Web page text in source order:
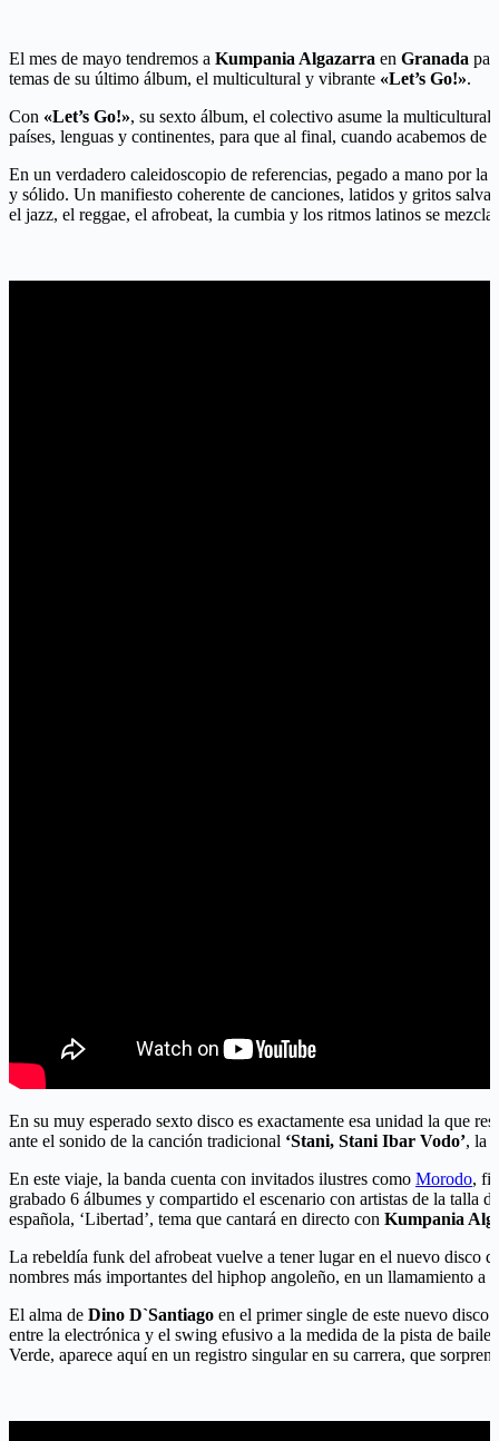
El mes de mayo tendremos a Kumpania Algazarra en Granada
temas de su último álbum, el multicultural y vibrante «Let’s Go!».
Con «Let’s Go!», su sexto álbum, el colectivo asume la
países, lenguas y continentes, para que al final, cuando acabemos
En un verdadero caleidoscopio de referencias, pegado a mano por
y sólido. Un manifiesto coherente de canciones, latidos y gritos
el jazz, el reggae, el afrobeat, la cumbia y los ritmos latinos se
En su muy esperado sexto disco es exactamente esa unidad la que
ante el sonido de la canción tradicional ‘Stani, Stani Ibar Vodo’, la
En este viaje, la banda cuenta con invitados ilustres como Morodo,
grabado 6 álbumes y compartido el escenario con artistas de la talla
española, ‘Libertad’, tema que cantará en directo con Kumpania
La rebeldía funk del afrobeat vuelve a tener lugar en el nuevo disco
nombres más importantes del hiphop angoleño, en un llamamiento a
El alma de Dino D`Santiago en el primer single de este nuevo disco
entre la electrónica y el swing efusivo a la medida de la pista de
Verde, aparece aquí en un registro singular en su carrera, que